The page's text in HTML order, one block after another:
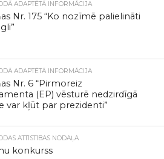
ADAPTĒTĀ INFORMĀCIJA
Nr. 175 “Ko nozīmē palielināti
ADAPTĒTĀ INFORMĀCIJA
Nr. 6 “Pirmoreiz
(EP) vēsturē nedzirdīgā
var kļūt par prezidenti”
ATTĪSTĪBAS NODAĻA
konkurss